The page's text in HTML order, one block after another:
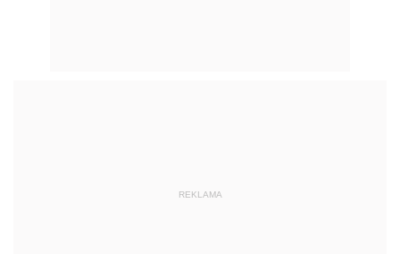
REKLAMA